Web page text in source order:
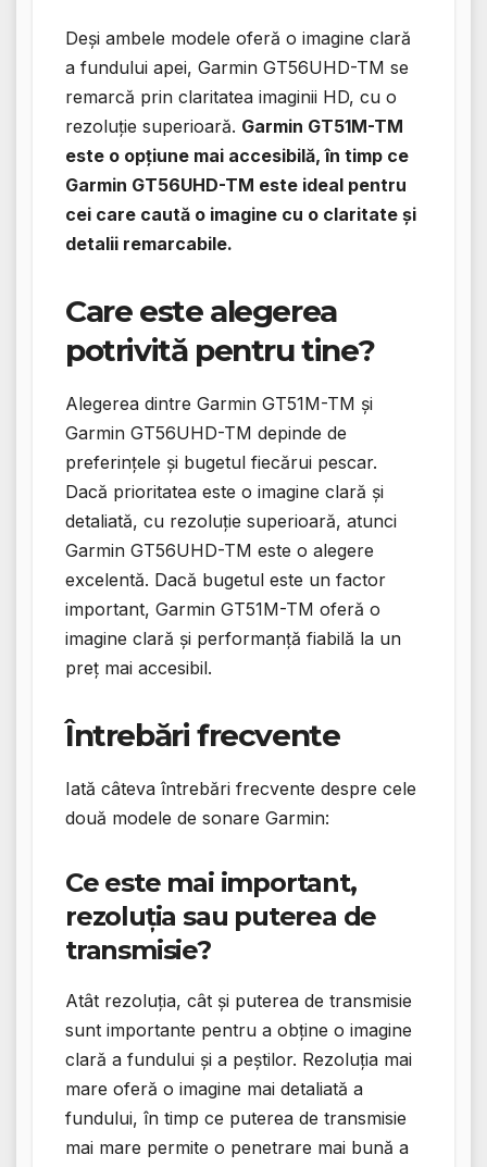
Deși ambele modele oferă o imagine clară
a fundului apei, Garmin GT56UHD-TM se
remarcă prin claritatea imaginii HD, cu o
rezoluție superioară. Garmin GT51M-TM
este o opțiune mai accesibilă, în timp ce
Garmin GT56UHD-TM este ideal pentru
cei care caută o imagine cu o claritate și
detalii remarcabile.
Care este alegerea
potrivită pentru tine?
Alegerea dintre Garmin GT51M-TM și
Garmin GT56UHD-TM depinde de
preferințele și bugetul fiecărui pescar.
Dacă prioritatea este o imagine clară și
detaliată, cu rezoluție superioară, atunci
Garmin GT56UHD-TM este o alegere
excelentă. Dacă bugetul este un factor
important, Garmin GT51M-TM oferă o
imagine clară și performanță fiabilă la un
preț mai accesibil.
Întrebări frecvente
Iată câteva întrebări frecvente despre cele
două modele de sonare Garmin:
Ce este mai important,
rezoluția sau puterea de
transmisie?
Atât rezoluția, cât și puterea de transmisie
sunt importante pentru a obține o imagine
clară a fundului și a peștilor. Rezoluția mai
mare oferă o imagine mai detaliată a
fundului, în timp ce puterea de transmisie
mai mare permite o penetrare mai bună a